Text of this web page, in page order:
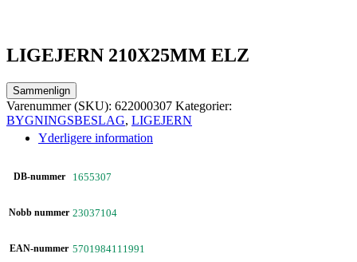
LIGEJERN 210X25MM ELZ
Sammenlign
Varenummer (SKU): 622000307 Kategorier:
BYGNINGSBESLAG, LIGEJERN
Yderligere information
DB-nummer 1655307
Nobb nummer 23037104
EAN-nummer 5701984111991